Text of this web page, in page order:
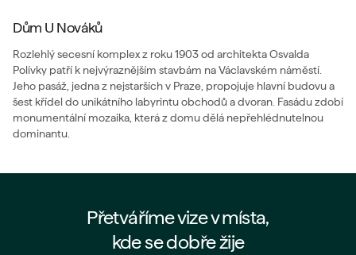
Dům U Nováků
Rozlehlý secesní komplex z roku 1903 od architekta Osvalda
Polívky patří k nejvýraznějším stavbám na Václavském náměstí.
Jeho pasáž, jedna z nejstarších v Praze, propojuje hlavní budovu a
šest křídel do unikátního labyrintu obchodů a dvoran. Fasádu zdobí
monumentální mozaika, která z domu dělá nepřehlédnutelnou
dominantu.
Přetváříme vize v místa,
kde se dobře žije